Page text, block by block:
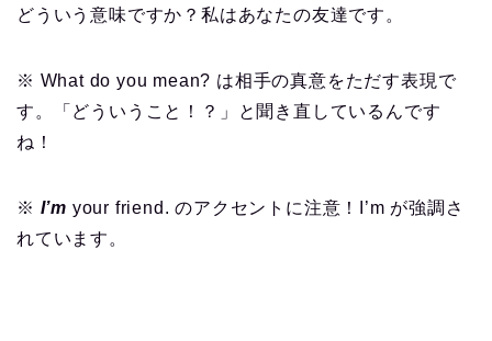
どういう意味ですか？私はあなたの友達です。
※ What do you mean? は相手の真意をただす表現で
す。「どういうこと！？」と聞き直しているんです
ね！
※ I’m your friend. のアクセントに注意！I’m が強調さ
れています。